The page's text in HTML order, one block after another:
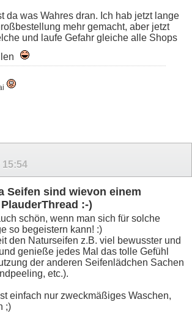
da was Wahres dran. Ich hab jetzt lange
mehr gemacht, aber jetzt
und laufe Gefahr gleiche alle Shops
15:54
Seifen sind wievon einem
:-)
schön, wenn man sich für solche
so begeistern kann! :)
den Naturseifen z.B. viel bewusster und
genieße jedes Mal das tolle Gefühl
der anderen Seifenlädchen Sachen
etc.).
einfach nur zweckmäßiges Waschen,
;)